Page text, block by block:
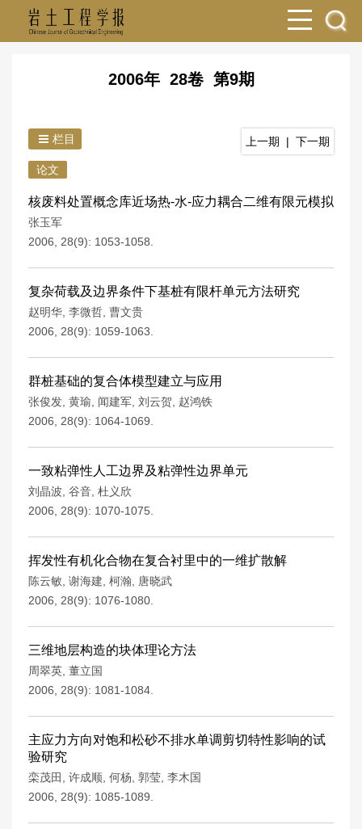
2006年 28卷 第9期
栏目 上一期 | 下一期
论文
核废料处置概念库近场热-水-应力耦合二维有限元模拟
张玉军
2006, 28(9): 1053-1058.
复杂荷载及边界条件下基桩有限杆单元方法研究
赵明华 李微哲 曹文贵
2006, 28(9): 1059-1063.
群桩基础的复合体模型建立与应用
张俊发 黄瑜 闻建军 刘云贺
赵鸿铁
2006, 28(9): 1064-1069.
一致粘弹性人工边界及粘弹性边界单元
刘晶波 谷音 杜义欣
2006, 28(9): 1070-1075.
挥发性有机化合物在复合衬里中的一维扩散解
陈云敏 谢海建 柯瀚
唐晓武
2006, 28(9): 1076-1080.
三维地层构造的块体理论方法
周翠英 董立国
2006, 28(9): 1081-1084.
主应力方向对饱和松砂不排水单调剪切特性影响的试
验研究
栾茂田 许成顺 何杨 郭莹 李木国
2006, 28(9): 1085-1089.